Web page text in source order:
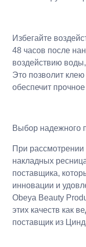
Избегайте
48 часов после
воздействию
Это позволит
обеспечит
Выбор надежного
При
накладных
поставщика,
инновации и
Obeya Beauty
этих качеств как
поставщик из